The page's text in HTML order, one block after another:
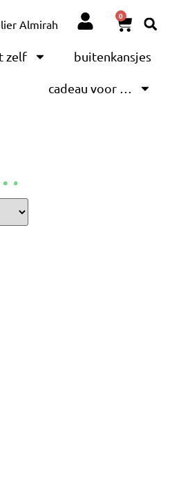
Almirah
0
zelf buitenkansjes
cadeau voor …